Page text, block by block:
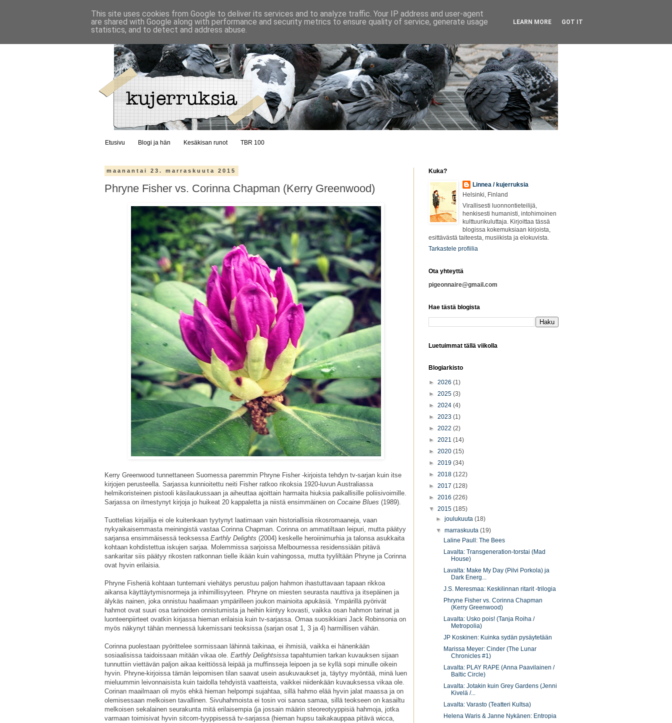
Etusivu Blogi ja hän Kesäkisan runot TBR 100
maanantai 23. marraskuuta 2015
Phryne Fisher vs. Corinna Chapman (Kerry Greenwood)
Kerry Greenwood tunnettaneen Suomessa paremmin Phryne Fisher -kirjoista tehdyn tv-sarjan kuin itse
kirjojen perusteella. Sarjassa kunnioitettu neiti Fisher ratkoo rikoksia 1920-luvun Australiassa
helmikoristeinen pistooli käsilaukussaan ja aiheuttaa ajoittain harmaita hiuksia paikallisille poliisivoimille.
Sarjassa on ilmestynyt kirjoja jo huikeat 20 kappaletta ja niistä ensimmäinen on Cocaine Blues (1989).
Tuottelias kirjailija ei ole kuitenkaan tyytynyt laatimaan vain historiallisia rikosromaaneja, vaan
nykyaikaisemmasta meiningistä vastaa Corinna Chapman. Corinna on ammatiltaan leipuri, mutta päätyy
sarjansa ensimmäisessä teoksessa Earthly Delights (2004) keskelle heroiinimurhia ja talonsa asukkaita
kohtaan kohdistettua iskujen sarjaa. Molemmissa sarjoissa Melbournessa residenssiään pitävä
sankaritar siis päätyy rikosten ratkonnan tielle ikään kuin vahingossa, mutta tyyliltään Phryne ja Corinna
ovat hyvin erilaisia.
Phryne Fisheriä kohtaan tuntemani viehätys perustuu paljon hahmon ihastuttavaan tapaan rikkoa
aikansa käyttäytymisnormeja ja inhimillisyyteen. Phryne on miesten seurasta nauttiva ja itsepäinen ja
älykäs nainen, joka onnistuu haalimaan ympärilleen joukon mainioita apukäsiä. Ympärillä pyörivät
hahmot ovat suuri osa tarinoiden onnistumista ja heihin kiintyy kovasti, vaikka osan hahmon tarinat ja
luonteenpiirteet ovatkin kirjassa hieman erilaisia kuin tv-sarjassa. Omaa suosikkiani Jack Robinsonia on
myös näkynyt tähän mennessä lukemissani teoksissa (sarjan osat 1, 3 ja 4) harmillisen vähän.
Corinna puolestaan pyörittelee sormissaan lähinnä taikinaa, ei ihmisiä, vaikka ei hänenkään
sosiaalisissa taidoissaan mitään vikaa ole. Earthly Delightsissa tapahtumien tarkan kuvauksen sijaan
tunnuttiin viettävän paljon aikaa keittiössä leipää ja muffinsseja leipoen ja se kyllä sopi minulle oikein
hyvin. Phryne-kirjoissa tämän leipomisen tilan saavat usein asukuvaukset ja, täytyy myöntää, minä luen
mieluummin leivonnaisista kuin taidolla tehdyistä vaatteista, vaikkei niidenkään kuvauksessa vikaa ole.
Corinan maailmaan oli myös ehkä hieman helpompi sujahtaa, sillä hahmo elää hyvin jalat maassa ja on
olemisessaan melkoisen tavallinen. Sivuhahmoista ei tosin voi sanoa samaa, sillä teokseen on kasailtu
melkoisen sekalainen seurakunta mitä erilaisempia (ja jossain määrin steoreotyyppisiä hahmoja, jotka
varmaan toimisivat hyvin sitcom-tyyppisessä tv-sarjassa (hieman hupsu taikakauppaa pitävä wicca,
Kuka?
Linnea / kujerruksia
Helsinki, Finland
Virallisesti luonnontieteilijä,
henkisesti humanisti, intohimoinen
kulttuurikuluttaja. Kirjoittaa tässä
blogissa kokemuksiaan kirjoista,
esittävästä taiteesta, musiikista ja elokuvista.
Tarkastele profiilia
Ota yhteyttä
pigeonnaire@gmail.com
Hae tästä blogista
Luetuimmat tällä viikolla
Blogiarkisto
► 2026 (1)
► 2025 (3)
► 2024 (4)
► 2023 (1)
► 2022 (2)
► 2021 (14)
► 2020 (15)
► 2019 (34)
► 2018 (122)
► 2017 (128)
► 2016 (226)
▼ 2015 (185)
►joulukuuta(18)
▼marraskuuta(19)
Laline Paull: The Bees
Lavalta: Transgeneration-torstai (Mad
House)
Lavalta: Make My Day (Pilvi Porkola) ja
Dark Energ...
J.S. Meresmaa: Keskilinnan ritarit -trilogia
Phryne Fisher vs. Corinna Chapman
(Kerry Greenwood)
Lavalta: Usko pois! (Tanja Roiha /
Metropolia)
JP Koskinen: Kuinka sydän pysäytetään
Marissa Meyer: Cinder (The Lunar
Chronicles #1)
Lavalta: PLAY RAPE (Anna Paavilainen /
Baltic Circle)
Lavalta: Jotakin kuin Grey Gardens (Jenni
Kivelä /...
Lavalta: Varasto (Teatteri Kultsa)
Helena Waris & Janne Nykänen: Entropia
This site uses cookies from Google to deliver its services and to analyze traffic. Your IP address and user-agent
are shared with Google along with performance and security metrics to ensure quality of service, generate usage
statistics, and to detect and address abuse.
LEARN MORE GOT IT